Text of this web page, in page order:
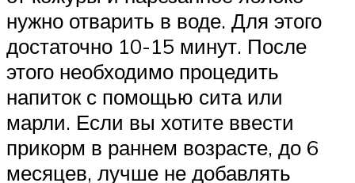
нужно отварить в воде. Для этого
достаточно 10-15 минут. После
этого необходимо процедить
напиток с помощью сита или
марли. Если вы хотите ввести
прикорм в раннем возрасте, до 6
месяцев, лучше не добавлять